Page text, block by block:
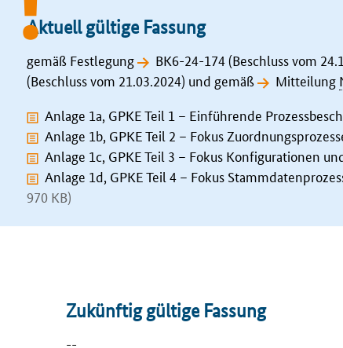
Aktuell gültige Fassung
gemäß Festlegung BK6-24-174 (Beschluss vom
(Beschluss vom 21.03.2024) und gemäß Mitteilung
Anlage 1a, GPKE Teil 1 – Einführende
Anlage 1b, GPKE Teil 2 – Fokus
Anlage 1c, GPKE Teil 3 – Fokus Konfigurationen
Anlage 1d, GPKE Teil 4 – Fokus
970 KB)
Zukünftig gültige Fassung
--